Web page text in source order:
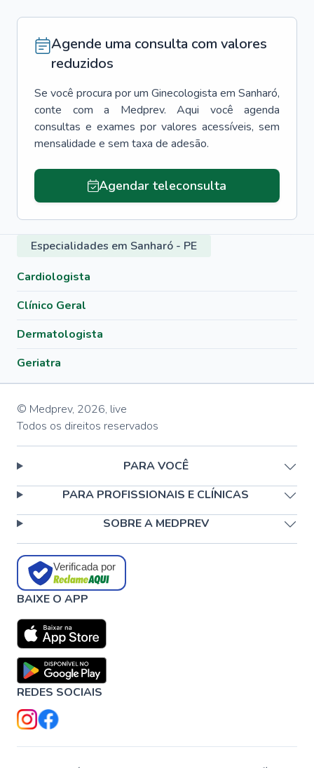
Agende uma consulta com valores
reduzidos
Se você procura por um Ginecologista em Sanharó,
conte com a Medprev. Aqui você agenda
consultas e exames por valores acessíveis, sem
mensalidade e sem taxa de adesão.
Agendar teleconsulta
Especialidades em Sanharó - PE
Cardiologista
Clínico Geral
Dermatologista
Geriatra
© Medprev, 2026, live
Todos os direitos reservados
PARA VOCÊ
PARA PROFISSIONAIS E CLÍNICAS
SOBRE A MEDPREV
Verificada por
BAIXE O APP
REDES SOCIAIS